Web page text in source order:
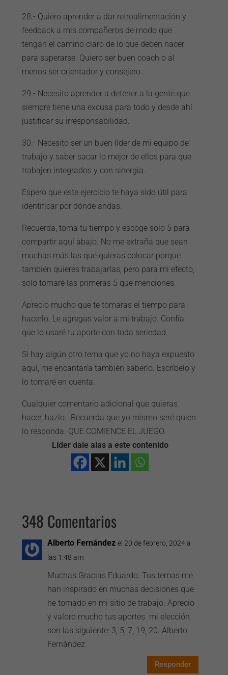
28.- Quiero aprender a dar retroalimentación y
feedback a mis compañeros de modo que
tengan el camino claro de lo que deben hacer
para superarse. Quiero ser buen coach o al
menos ser orientador y consejero.
29.- Necesito aprender a detener a la gente que
siempre tiene una excusa para todo y desde ahí
justificar su irresponsabilidad.
30.- Necesito ser un buen líder de mi equipo de
trabajo y saber sacar lo mejor de ellos para que
trabajen integrados y con sinergia.
Espero que este ejercicio te haya sido útil para
identificar por dónde andas.
Recuerda, toma tu tiempo y escoge solo 5 para
compartir aquí abajo. No me extraña que sean
muchas más las que quieras colocar porque
también quieres trabajarlas, pero para mi efecto,
solo tomaré las primeras 5 que menciones.
Aprecio mucho que te tomaras el tiempo para
hacerlo. Le agregas valor a mi trabajo. Confía
que lo usaré tu aporte con toda seriedad.
Si hay algún otro tema que yo no haya expuesto
aquí, me encantaría también saberlo. Escríbelo y
lo tomaré en cuenta.
Cualquier comentario adicional que quieras
hacer, hazlo. Recuerda que yo mismo seré quien
lo responda. QUE COMIENCE EL JUEGO.
Líder dale alas a este contenido
348 Comentarios
Alberto Fernández el 20 de febrero, 2024 a
las 1:48 am
Muchas Gracias Eduardo. Tus temas me
han inspirado en muchas decisiones que
he tomado en mi sitio de trabajo. Aprecio
y valoro mucho tus aportes. mi elección
son las siguiente: 3, 5, 7, 19, 20. Alberto
Fernández
Responder